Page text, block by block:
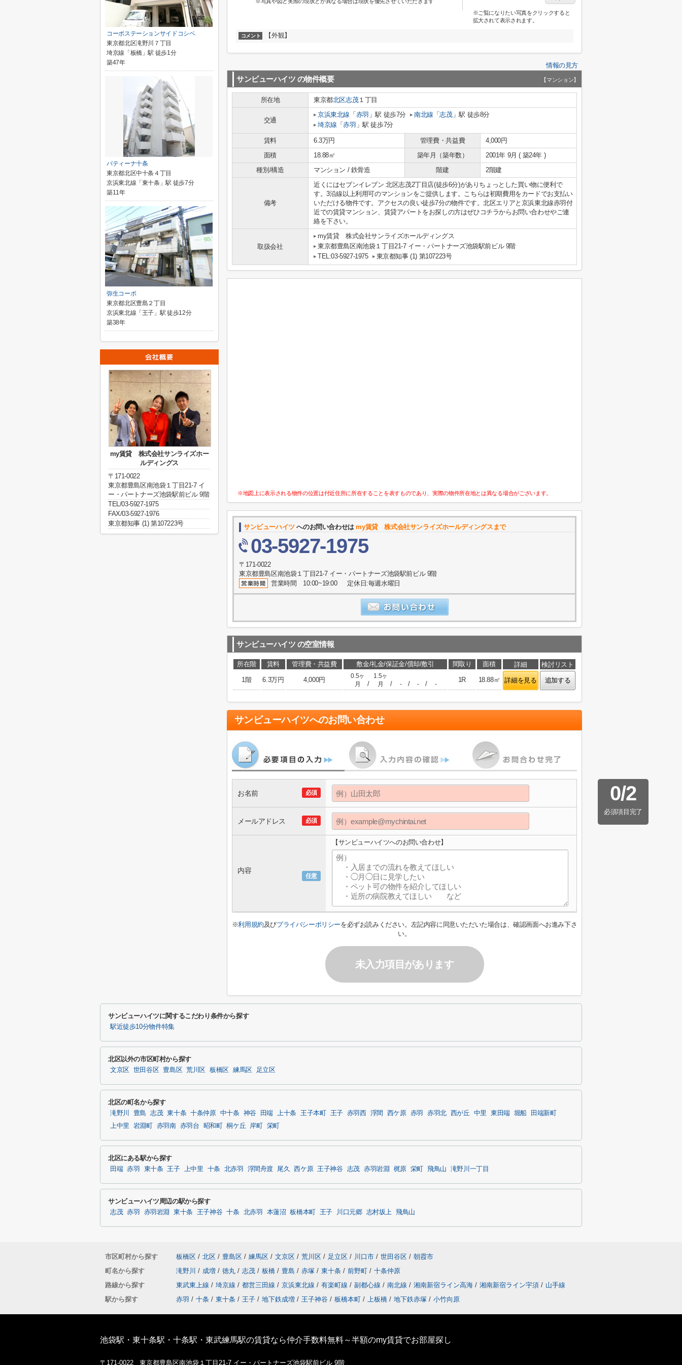
※ご覧になりたい写真をクリックすると
拡大されて表示されます。
コメント 【外観】
情報の見方
サンビューハイツ の物件概要 【マンション】
所在地 東京都北区志茂１丁目
交通
京浜東北線 「 赤羽 」駅 徒歩7分 南北線 「志茂」駅 徒歩8分
埼京線 「赤羽 」駅 徒歩7分
賃料 6.3万円 管理費・共益費
4,000円
面積
18.88㎡ 築年月（築年数）
2001年 9月 ( 築24年 )
種別/構造
マンション / 鉄骨造 階建 2階建
備考
近くにはセブンイレブン 北区志茂2丁目店(徒歩6分)がありちょっとした買い物に便利で
す。3沿線以上利用可のマンションをご提供します。こちらは初期費用をカードでお支払い
いただける物件です。アクセスの良い徒歩7分の物件です。北区エリアと京浜東北線赤羽付
近での賃貸マンション、賃貸アパートをお探しの方はぜひコチラからお問い合わせやご連
絡を下さい。
取扱会社
my賃貸 株式会社サンライズホールディングス
東京都豊島区南池袋１丁目21-7 イー・パートナーズ池袋駅前ビル 9階
TEL:03-5927-1975
東京都知事 (1) 第107223号
※地図上に表示される物件の位置は付近住所に所在することを表すものであり、実際の物件所在地とは異なる場合がございます。
サンビューハイツ へのお問い合わせはmy賃貸 株式会社サンライズホールディングスまで
03-5927-1975
〒171-0022
東京都豊島区南池袋１丁目21-7 イー・パートナーズ池袋駅前ビル 9階
営業時間 10:00~19:00 定休日:毎週水曜日
サンビューハイツ の空室情報
所在階 賃料 管理費・共益費 敷金/礼金/保証金/償却/敷引 間取り 面積 詳細
検討リスト
1階
6.3万円 4,000円
0.5ヶ
月
/
1.5ヶ
月
/ - / - / -
1R 18.88㎡ 詳細を見る 追加する
サンビューハイツへのお問い合わせ
0/2
必須項目完了
必須
お名前
必須
メールアドレス
任意
内容
【サンビューハイツへのお問い合わせ】
※利用規約及びプライバシーポリシーを必ずお読みください。左記内容に同意いただいた場合は、確認画面へお進み下さ
い。
未入力項目があります
コーポステーションサイドコシベ
東京都北区滝野川７丁目
埼京線「板橋」駅 徒歩1分
築47年
パティーナ十条
東京都北区中十条４丁目
京浜東北線「東十条」駅 徒歩7分
築11年
弥生コーポ
東京都北区豊島２丁目
京浜東北線「王子」駅 徒歩12分
築38年
my賃貸 株式会社サンライズホー
ルディングス
〒171-0022
東京都豊島区南池袋１丁目21-7 イ
ー・パートナーズ池袋駅前ビル 9階
TEL/03-5927-1975
FAX/03-5927-1976
東京都知事 (1) 第107223号
サンビューハイツに関するこだわり条件から探す
駅近徒歩10分物件特集
北区以外の市区町村から探す
文京区 世田谷区 豊島区 荒川区 板橋区 練馬区 足立区
北区の町名から探す
滝野川 豊島 志茂 東十条 十条仲原 中十条 神谷 田端 上十条 王子本町 王子 赤羽西 浮間 西ケ原 赤羽 赤羽北 西が丘 中里 東田端 堀船
田端新町
上中里
岩淵町 赤羽南 赤羽台 昭和町 桐ケ丘 岸町 栄町
北区にある駅から探す
田端 赤羽 東十条 王子 上中里 十条 北赤羽 浮間舟渡 尾久 西ケ原 王子神谷 志茂 赤羽岩淵 梶原 栄町 飛鳥山 滝野川一丁目
サンビューハイツ周辺の駅から探す
志茂 赤羽 赤羽岩淵 東十条 王子神谷 十条 北赤羽 本蓮沼 板橋本町 王子 川口元郷 志村坂上 飛鳥山
市区町村から探す 板橋区 / 北区 / 豊島区 / 練馬区 / 文京区 / 荒川区 / 足立区 / 川口市 / 世田谷区 / 朝霞市
町名から探す
滝野川 / 成増 / 徳丸 / 志茂 / 板橋 / 豊島 / 赤塚 / 東十条 / 前野町 / 十条仲原
路線から探す
東武東上線 / 埼京線 / 都営三田線 / 京浜東北線 / 有楽町線 / 副都心線 / 南北線 / 湘南新宿ライン高海 / 湘南新宿ライン宇須 / 山手線
駅から探す
赤羽 / 十条 / 東十条 / 王子 / 地下鉄成増 / 王子神谷 / 板橋本町 / 上板橋 / 地下鉄赤塚 / 小竹向原
池袋駅・東十条駅・十条駅・東武練馬駅の賃貸なら仲介手数料無料～半額のmy賃貸でお部屋探し
〒171-0022 東京都豊島区南池袋１丁目21-7 イー・パートナーズ池袋駅前ビル 9階